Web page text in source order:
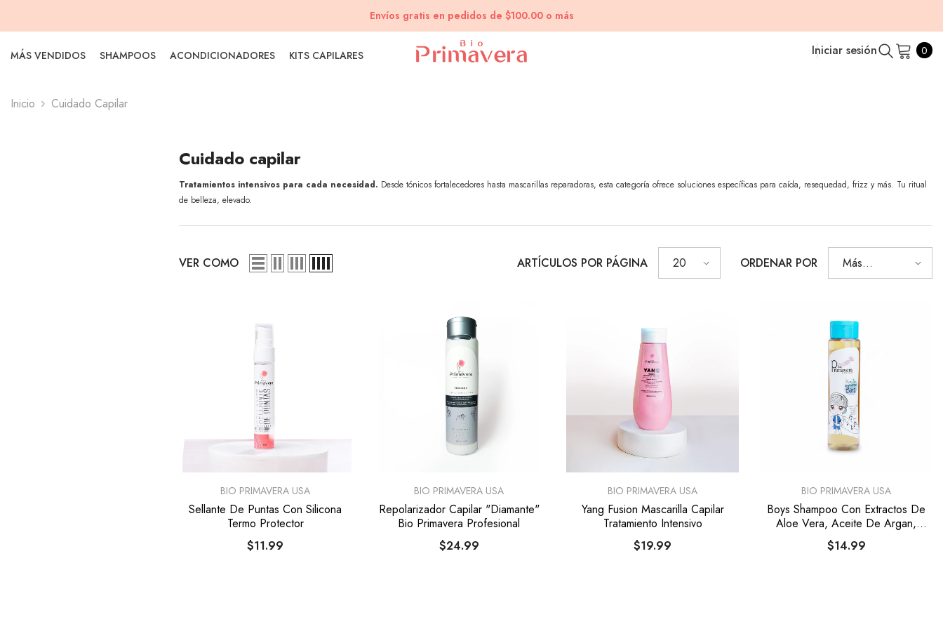
Envíos gratis en pedidos de $100.00 o más
MÁS VENDIDOS SHAMPOOS ACONDICIONADORES KITS CAPILARES Iniciar sesión 00
Inicio Cuidado Capilar
Cuidado capilar
Tratamientos intensivos para cada necesidad. Desde tónicos fortalecedores hasta mascarillas reparadoras, esta categoría ofrece soluciones específicas para caída, resequedad, frizz y más. Tu ritual
de belleza, elevado.
VER COMO ARTÍCULOS POR PÁGINA 20 ORDENAR POR
Más
vendidos
PROVEEDOR:BIO PRIMAVERA USA
Sellante De Puntas Con Silicona
Termo Protector
$11.99
PROVEEDOR:BIO PRIMAVERA USA
Repolarizador Capilar "Diamante"
Bio Primavera Profesional
$24.99
PROVEEDOR:BIO PRIMAVERA USA
Yang Fusion Mascarilla Capilar
Tratamiento Intensivo
$19.99
PROVEEDOR:BIO PRIMAVERA USA
Boys Shampoo Con Extractos De
Aloe Vera, Aceite De Argan,
Pantenol, Cebolla, Keratina
$14.99